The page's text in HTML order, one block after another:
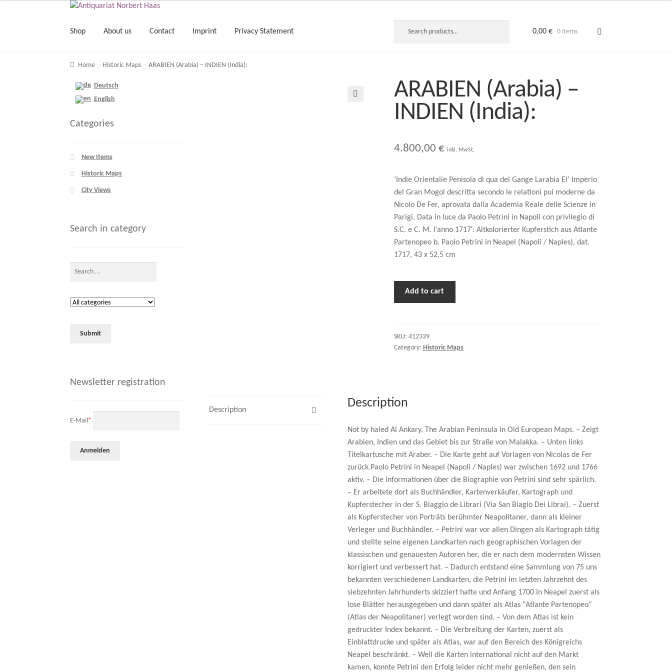
Shop About us Contact Imprint Privacy Statement 0,00€ 0 items
Home Historic Maps ARABIEN (Arabia) – INDIEN (India):
ARABIEN (Arabia) –
INDIEN (India):
4.800,00 € inkl. MwSt.
‘Indie Orientalie Penisola di qua del Gange Larabia El’ Imperio
del Gran Mogol descritta secondo le relationi pui moderne da
Nicolo De Fer, aprovata dalla Academia Reale delle Scienze in
Parigi. Data in luce da Paolo Petrini in Napoli con privilegio di
S.C. e C. M. l’anno 1717′: Altkolorierter Kupferstich aus Atlante
Partenopeo b. Paolo Petrini in Neapel (Napoli / Naples), dat.
1717, 43 x 52,5 cm
Add to cart
SKU: 412339
Category: Historic Maps
Description
Description
Not by haled Al Ankary, The Arabian Peninsula in Old European Maps. – Zeigt
Arabien, Indien und das Gebiet bis zur Straße von Malakka. – Unten links
Titelkartusche mit Araber. – Die Karte geht auf Vorlagen von Nicolas de Fer
zurück.Paolo Petrini in Neapel (Napoli / Naples) war zwischen 1692 und 1766
aktiv. – Die Informationen über die Biographie von Petrini sind sehr spärlich.
– Er arbeitete dort als Buchhändler, Kartenverkäufer, Kartograph und
Kupferstecher in der S. Biaggio de Librari (Via San Biagio Dei Librai). – Zuerst
als Kupferstecher von Porträts berühmter Neapolitaner, dann als kleiner
Verleger und Buchhändler. – Petrini war vor allen Dingen als Kartograph tätig
und stellte seine eigenen Landkarten nach geographischen Vorlagen der
klassischen und genauesten Autoren her, die er nach dem modernsten Wissen
korrigiert und verbessert hat. – Dadurch entstand eine Sammlung von 75 uns
bekannten verschiedenen Landkarten, die Petrini im letzten Jahrzehnt des
siebzehnten Jahrhunderts skizziert hatte und Anfang 1700 in Neapel zuerst als
lose Blätter herausgegeben und dann später als Atlas “Atlante Partenopeo”
(Atlas der Neapolitaner) verlegt worden sind. – Von dem Atlas ist kein
gedruckter Index bekannt. – Die Verbreitung der Karten, zuerst als
Einblattdrucke und später als Atlas, war auf den Bereich des Königreichs
Neapel beschränkt. – Weil die Karten international nicht auf den Markt
kamen, konnte Petrini den Erfolg leider nicht mehr genießen, den sein
Deutsch
English
Categories
New Items
Historic Maps
City Views
Search in category
Newsletter registration
E-Mail *